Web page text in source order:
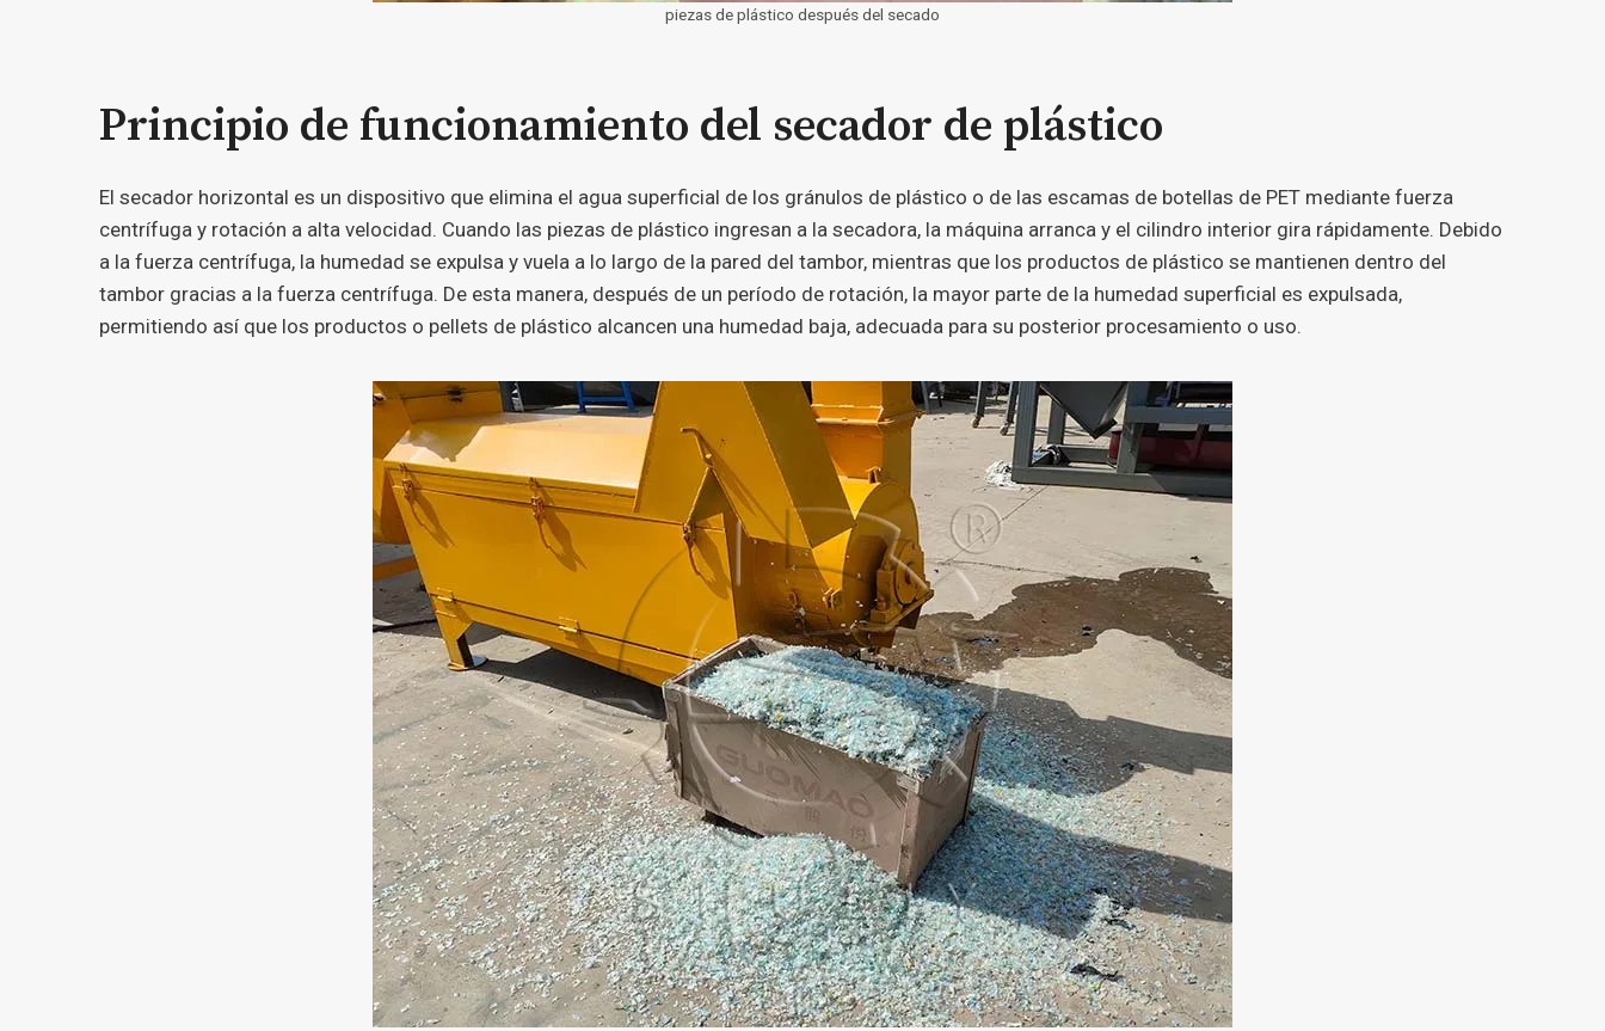
piezas de plástico después del secado
Principio de funcionamiento del secador de plástico
El secador horizontal es un dispositivo que elimina el agua superficial de los gránulos de plástico o de las escamas de botellas de PET mediante fuerza
centrífuga y rotación a alta velocidad. Cuando las piezas de plástico ingresan a la secadora, la máquina arranca y el cilindro interior gira rápidamente. Debido
a la fuerza centrífuga, la humedad se expulsa y vuela a lo largo de la pared del tambor, mientras que los productos de plástico se mantienen dentro del
tambor gracias a la fuerza centrífuga. De esta manera, después de un período de rotación, la mayor parte de la humedad superficial es expulsada,
permitiendo así que los productos o pellets de plástico alcancen una humedad baja, adecuada para su posterior procesamiento o uso.